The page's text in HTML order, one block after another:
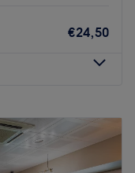
€24,50
10:00
21:10
10:00
21:10
10:00–